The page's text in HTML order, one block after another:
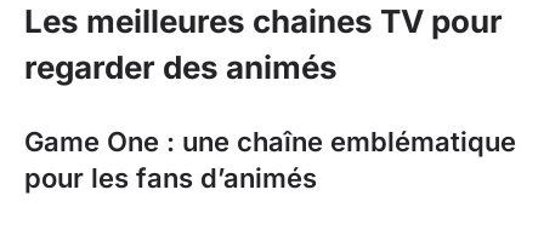
Les meilleures chaines TV pour
regarder des animés
Game One : une chaîne emblématique
pour les fans d’animés